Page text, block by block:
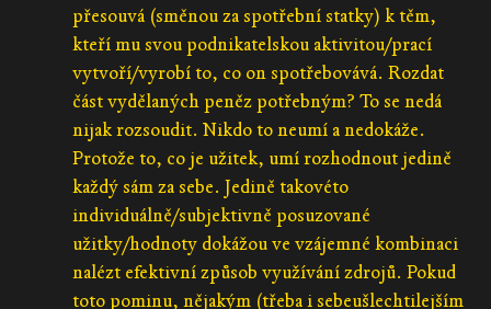
přesouvá (směnou za spotřební statky) k těm,
kteří mu svou podnikatelskou aktivitou/prací
vytvoří/vyrobí to, co on spotřebovává. Rozdat
část vydělaných peněz potřebným? To se nedá
nijak rozsoudit. Nikdo to neumí a nedokáže.
Protože to, co je užitek, umí rozhodnout jedině
každý sám za sebe. Jedině takovéto
individuálně/subjektivně posuzované
užitky/hodnoty dokážou ve vzájemné kombinaci
nalézt efektivní způsob využívání zdrojů. Pokud
toto pominu, nějakým (třeba i sebeušlechtilejším